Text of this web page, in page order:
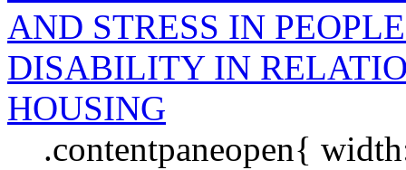
AND STRESS IN
DISABILITY IN
HOUSING
.contentpaneopen{